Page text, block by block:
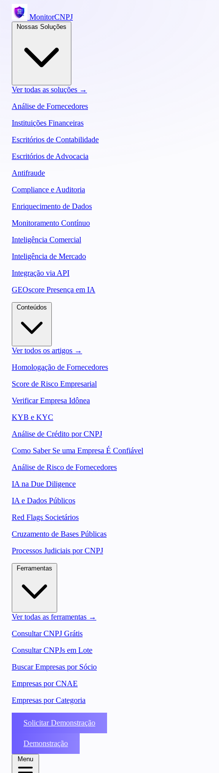
MonitorCNPJ
Ver todas as soluções →
Análise de Fornecedores
Instituições Financeiras
Escritórios de Contabilidade
Escritórios de Advocacia
Antifraude
Compliance e Auditoria
Enriquecimento de Dados
Monitoramento Contínuo
Inteligência Comercial
Inteligência de Mercado
Integração via API
GEOscore Presença em IA
Ver todos os artigos →
Homologação de Fornecedores
Score de Risco Empresarial
Verificar Empresa Idônea
KYB e KYC
Análise de Crédito por CNPJ
Como Saber Se uma Empresa É Confiável
Análise de Risco de Fornecedores
IA na Due Diligence
IA e Dados Públicos
Red Flags Societários
Cruzamento de Bases Públicas
Processos Judiciais por CNPJ
Ver todas as ferramentas →
Consultar CNPJ Grátis
Consultar CNPJs em Lote
Buscar Empresas por Sócio
Empresas por CNAE
Empresas por Categoria
Solicitar Demonstração
Demonstração
Menu